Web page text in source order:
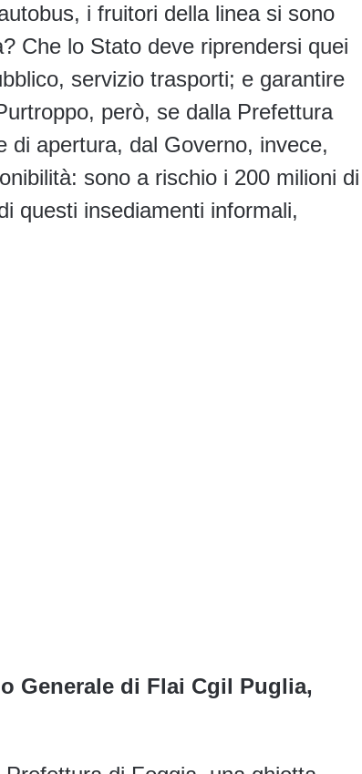
i fruitori della linea si sono
Che lo Stato deve riprendersi quei
servizio trasporti; e garantire
però, se dalla Prefettura
di apertura, dal Governo, invece,
sono a rischio i 200 milioni di
questi insediamenti informali,
Generale di Flai Cgil Puglia,